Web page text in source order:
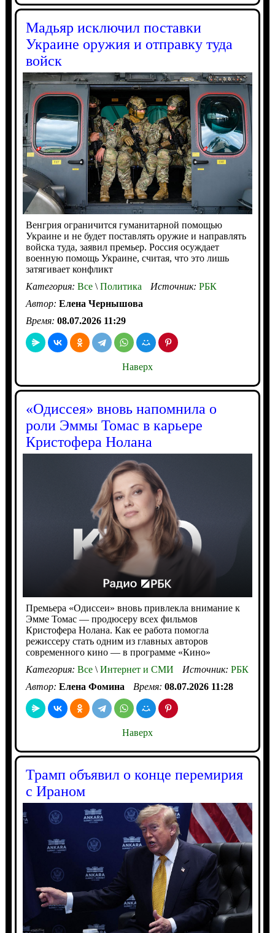
Мадьяр исключил поставки
Украине оружия и отправку туда
войск
Венгрия ограничится гуманитарной помощью
Украине и не будет поставлять оружие и направлять
войска туда, заявил премьер. Россия осуждает
военную помощь Украине, считая, что это лишь
затягивает конфликт
Категория: Все\Политика Источник: РБК
Автор: Елена Чернышова
Время: 08.07.2026 11:29
Наверх
«Одиссея» вновь напомнила о
роли Эммы Томас в карьере
Кристофера Нолана
Премьера «Одиссеи» вновь привлекла внимание к
Эмме Томас — продюсеру всех фильмов
Кристофера Нолана. Как ее работа помогла
режиссеру стать одним из главных авторов
современного кино — в программе «Кино»
Категория: Все\Интернет и СМИ Источник: РБК
Автор: Елена Фомина Время: 08.07.2026 11:28
Наверх
Трамп объявил о конце перемирия
с Ираном